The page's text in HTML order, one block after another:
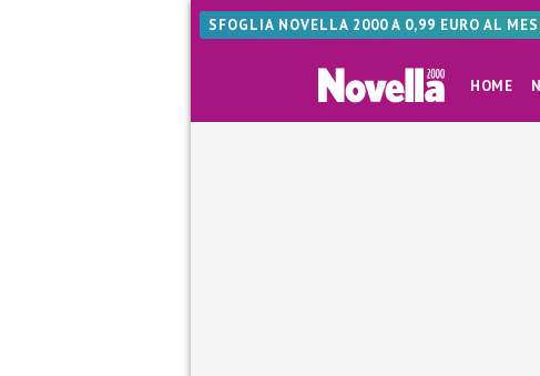
SFOGLIA NOVELLA 2000 A 0,99 EURO AL
HOME